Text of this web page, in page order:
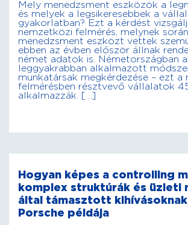
Mely menedzsment eszközök a
és melyek a legsikeresebbek a
gyakorlatban? Ezt a kérdést
nemzetközi felmérés, melynek
menedzsment eszközt vettek
ebben az évben először állnak
német adatok is. Németországban a
leggyakrabban alkalmazott
munkatársak megkérdezése – ezt a
felmérésben résztvevő vállalatok
alkalmazzák. […]
Hogyan képes a controlling
komplex struktúrák és üzleti
által támasztott
Porsche példája